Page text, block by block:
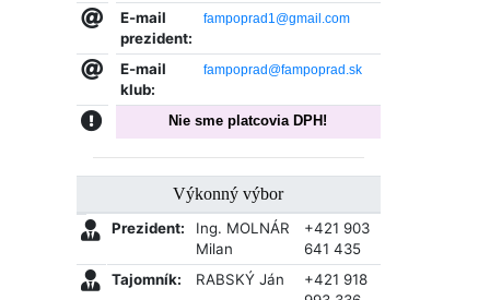
E-mail
prezident:
fampoprad1@gmail.com
E-mail
klub:
fampoprad@fampoprad.sk
Nie sme platcovia DPH!
Výkonný výbor
Prezident:
Ing. MOLNÁR
Milan
+421 903
641 435
Tajomník:
RABSKÝ Ján
+421 918